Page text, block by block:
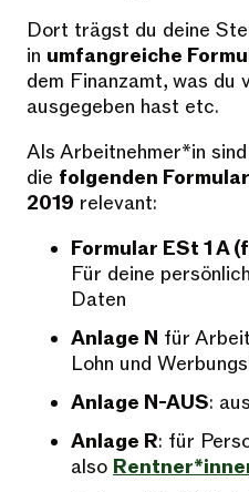
Dort trägst du deine
in umfangreiche
dem Finanzamt, was du
ausgegeben hast etc.
Als Arbeitnehmer*in
die folgenden
2019 relevant:
Formular ESt 1 A
Für deine
Daten
Anlage N für
Lohn und
Anlage N-AUS:
Anlage R: für
also